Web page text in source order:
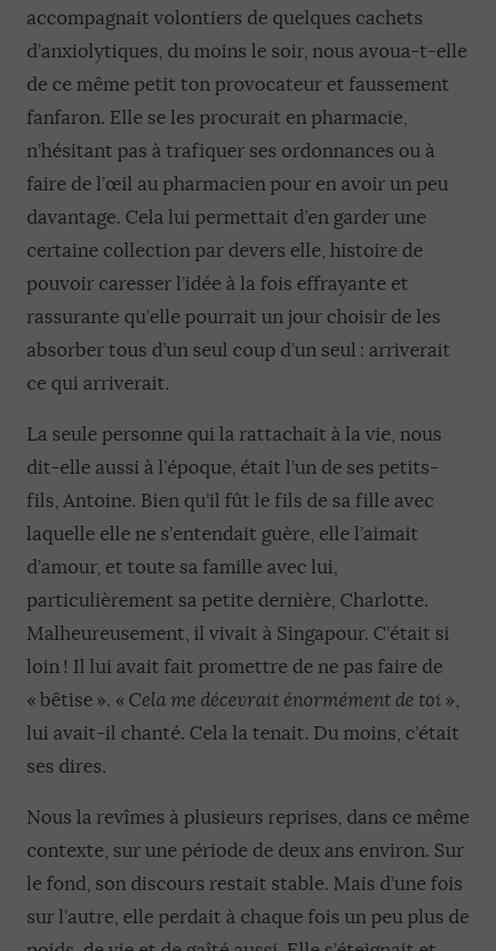
accompagnait volontiers de quelques cachets
d’anxiolytiques, du moins le soir, nous avoua-t-elle
de ce même petit ton provocateur et faussement
fanfaron. Elle se les procurait en pharmacie,
n’hésitant pas à trafiquer ses ordonnances ou à
faire de l’œil au pharmacien pour en avoir un peu
davantage. Cela lui permettait d’en garder une
certaine collection par devers elle, histoire de
pouvoir caresser l’idée à la fois effrayante et
rassurante qu’elle pourrait un jour choisir de les
absorber tous d’un seul coup d’un seul : arriverait
ce qui arriverait.
La seule personne qui la rattachait à la vie, nous
dit-elle aussi à l’époque, était l’un de ses petits-
fils, Antoine. Bien qu’il fût le fils de sa fille avec
laquelle elle ne s’entendait guère, elle l’aimait
d’amour, et toute sa famille avec lui,
particulièrement sa petite dernière, Charlotte.
Malheureusement, il vivait à Singapour. C’était si
loin ! Il lui avait fait promettre de ne pas faire de
« bêtise ». « Cela me décevrait énormément de toi »,
lui avait-il chanté. Cela la tenait. Du moins, c’était
ses dires.
Nous la revîmes à plusieurs reprises, dans ce même
contexte, sur une période de deux ans environ. Sur
le fond, son discours restait stable. Mais d’une fois
sur l’autre, elle perdait à chaque fois un peu plus de